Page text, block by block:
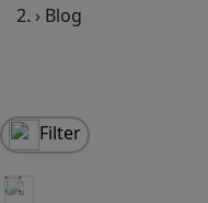
› Blog
Filter